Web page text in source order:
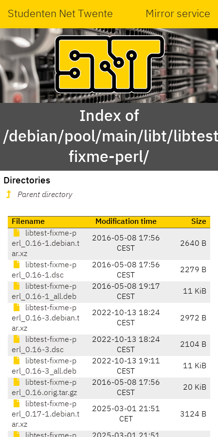
Studenten Net Twente Mirror service
Index of
/debian/pool/main/libt/
fixme-perl/
Directories
Parent directory
Filename Modification time
Size
libtest-fixme-p
erl_0.16-1.debian.t
ar.xz
2016-05-08 17:56
CEST
2640 B
libtest-fixme-p
erl_0.16-1.dsc
2016-05-08 17:56
CEST
2279 B
libtest-fixme-p
erl_0.16-1_all.deb
2016-05-08 19:17
CEST
11 KiB
libtest-fixme-p
erl_0.16-3.debian.t
ar.xz
2022-10-13 18:24
CEST
2972 B
libtest-fixme-p
erl_0.16-3.dsc
2022-10-13 18:24
CEST
2104 B
libtest-fixme-p
erl_0.16-3_all.deb
2022-10-13 19:11
CEST
11 KiB
libtest-fixme-p
erl_0.16.orig.tar.gz
2016-05-08 17:56
CEST
20 KiB
libtest-fixme-p
erl_0.17-1.debian.t
ar.xz
2025-03-01 21:51
CET
3124 B